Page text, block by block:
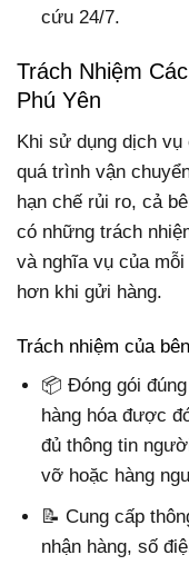
cứu 24/7.
Trách Nhiệm
Phú Yên
Khi sử dụng dịch vụ
quá trình vận
hạn chế rủi ro, cả
có những trách
và nghĩa vụ của
hơn khi gửi hàng.
Trách nhiệm của
📦 Đóng gói
hàng hóa được
đủ thông tin
vỡ hoặc hàng
📝 Cung cấp
nhận hàng, số